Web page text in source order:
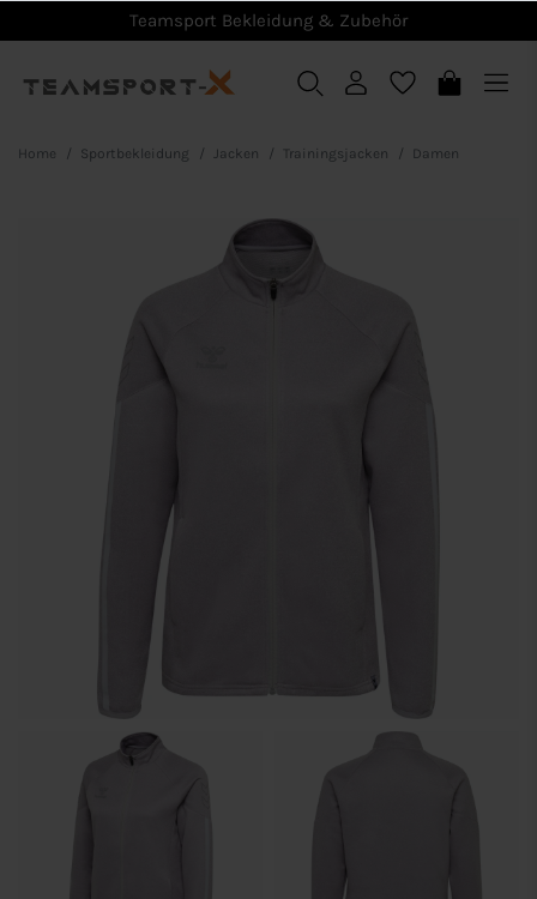
Teamsport Bekleidung & Zubehör
Home Sportbekleidung Jacken Trainingsjacken Damen